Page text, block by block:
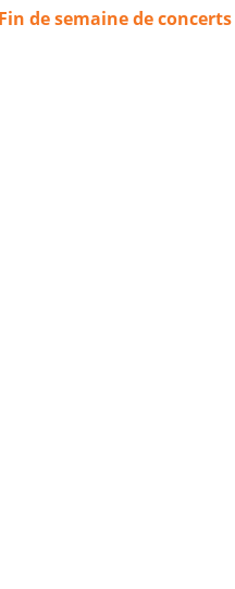
Fin de semaine de concerts